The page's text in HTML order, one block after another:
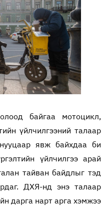
байгаа мотоцикл,
үйлчилгээний талаар
явж байхдаа би
үйлчилгээ арай
тайван байдлыг тэд
ДХЯ-нд энэ талаар
дарга нарт арга хэмжээ